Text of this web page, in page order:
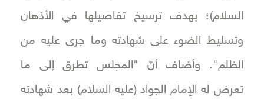
السلام)؛ بهدف ترسيخ تفاصيلها في الأذهان
وتسليط الضوء على شهادته وما جرى عليه من
الظلم". وأضاف أنّ "المجلس تطرق إلى ما
تعرض له الإمام الجواد (عليه السلام) بعد شهادته